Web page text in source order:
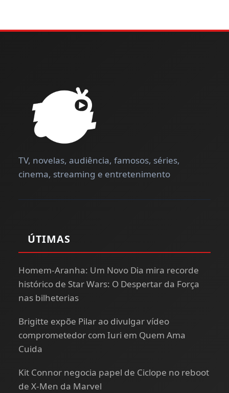
TV, novelas, audiência, famosos, séries,
cinema, streaming e entretenimento
ÚTIMAS
Homem-Aranha: Um Novo Dia mira recorde
histórico de Star Wars: O Despertar da Força
nas bilheterias
Brigitte expõe Pilar ao divulgar vídeo
comprometedor com Iuri em Quem Ama
Cuida
Kit Connor negocia papel de Ciclope no reboot
de X-Men da Marvel